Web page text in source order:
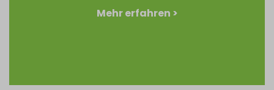
Mehr erfahren >